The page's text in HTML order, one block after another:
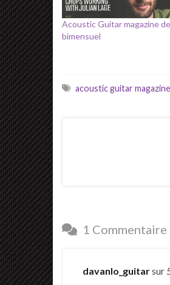
Acoustic Guitar magazine
bimensuel
acoustic guitar magazine
1 Commentaire
davanlo_guitarsur